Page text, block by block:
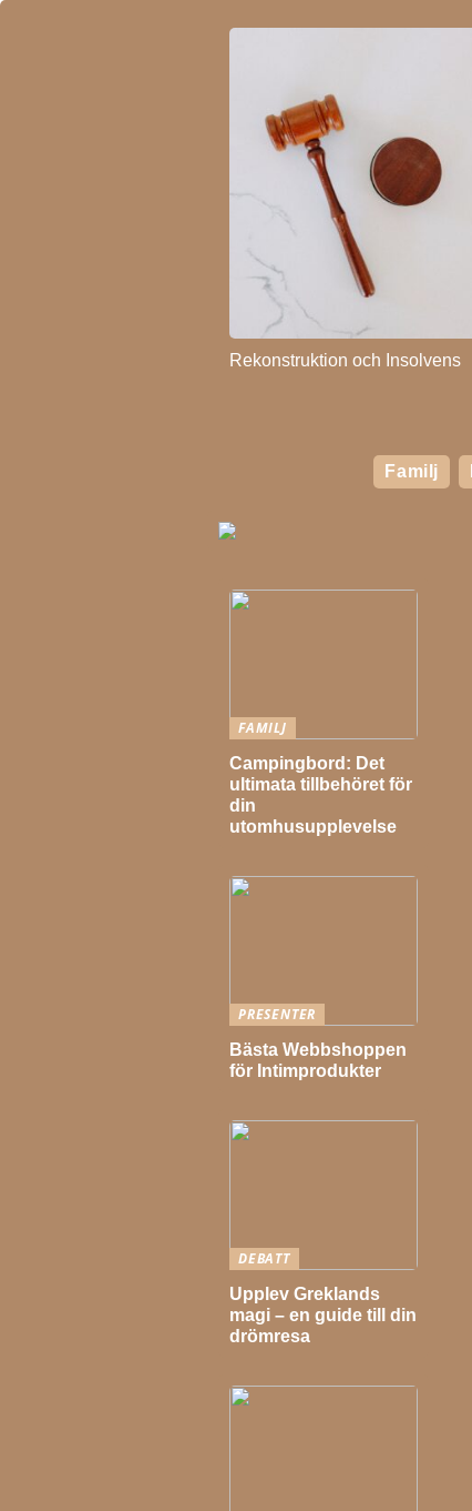
Rekonstruktion och Insolvens
Familj
FAMILJ
Campingbord: Det
ultimata tillbehöret för
din
utomhusupplevelse
PRESENTER
Bästa Webbshoppen
för Intimprodukter
DEBATT
Upplev Greklands
magi – en guide till din
drömresa